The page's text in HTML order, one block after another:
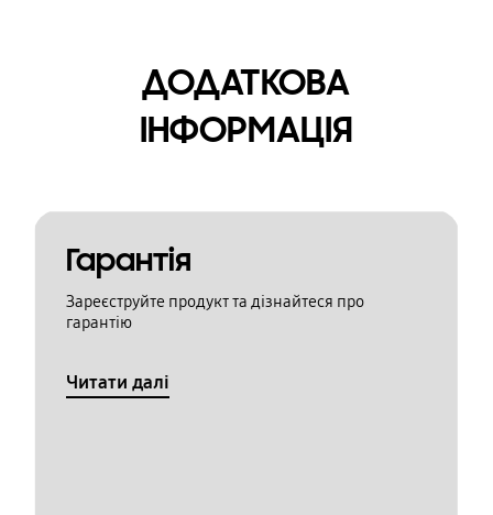
ДОДАТКОВА
ІНФОРМАЦІЯ
Гарантія
Зареєструйте продукт та дізнайтеся про
гарантію
Читати далі